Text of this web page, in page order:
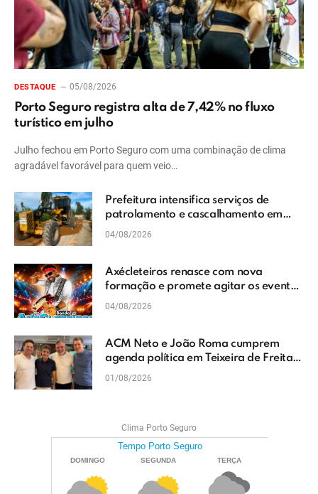
DESTAQUE 05/08/2026
Porto Seguro registra alta de 7,42% no fluxo
turístico em julho
Julho fechou em Porto Seguro com uma combinação de clima
agradável favorável para quem veio…
Prefeitura intensifica serviços de
patrolamento e cascalhamento em
Vera Cruz
04/08/2026
Axécleteiros renasce com nova
formação e promete agitar os eventos
do Extremo Sul da Bahia
04/08/2026
ACM Neto e João Roma cumprem
agenda política em Teixeira de Freitas
e reforçam projeto para o Extremo Sul
01/08/2026
Clima Porto Seguro